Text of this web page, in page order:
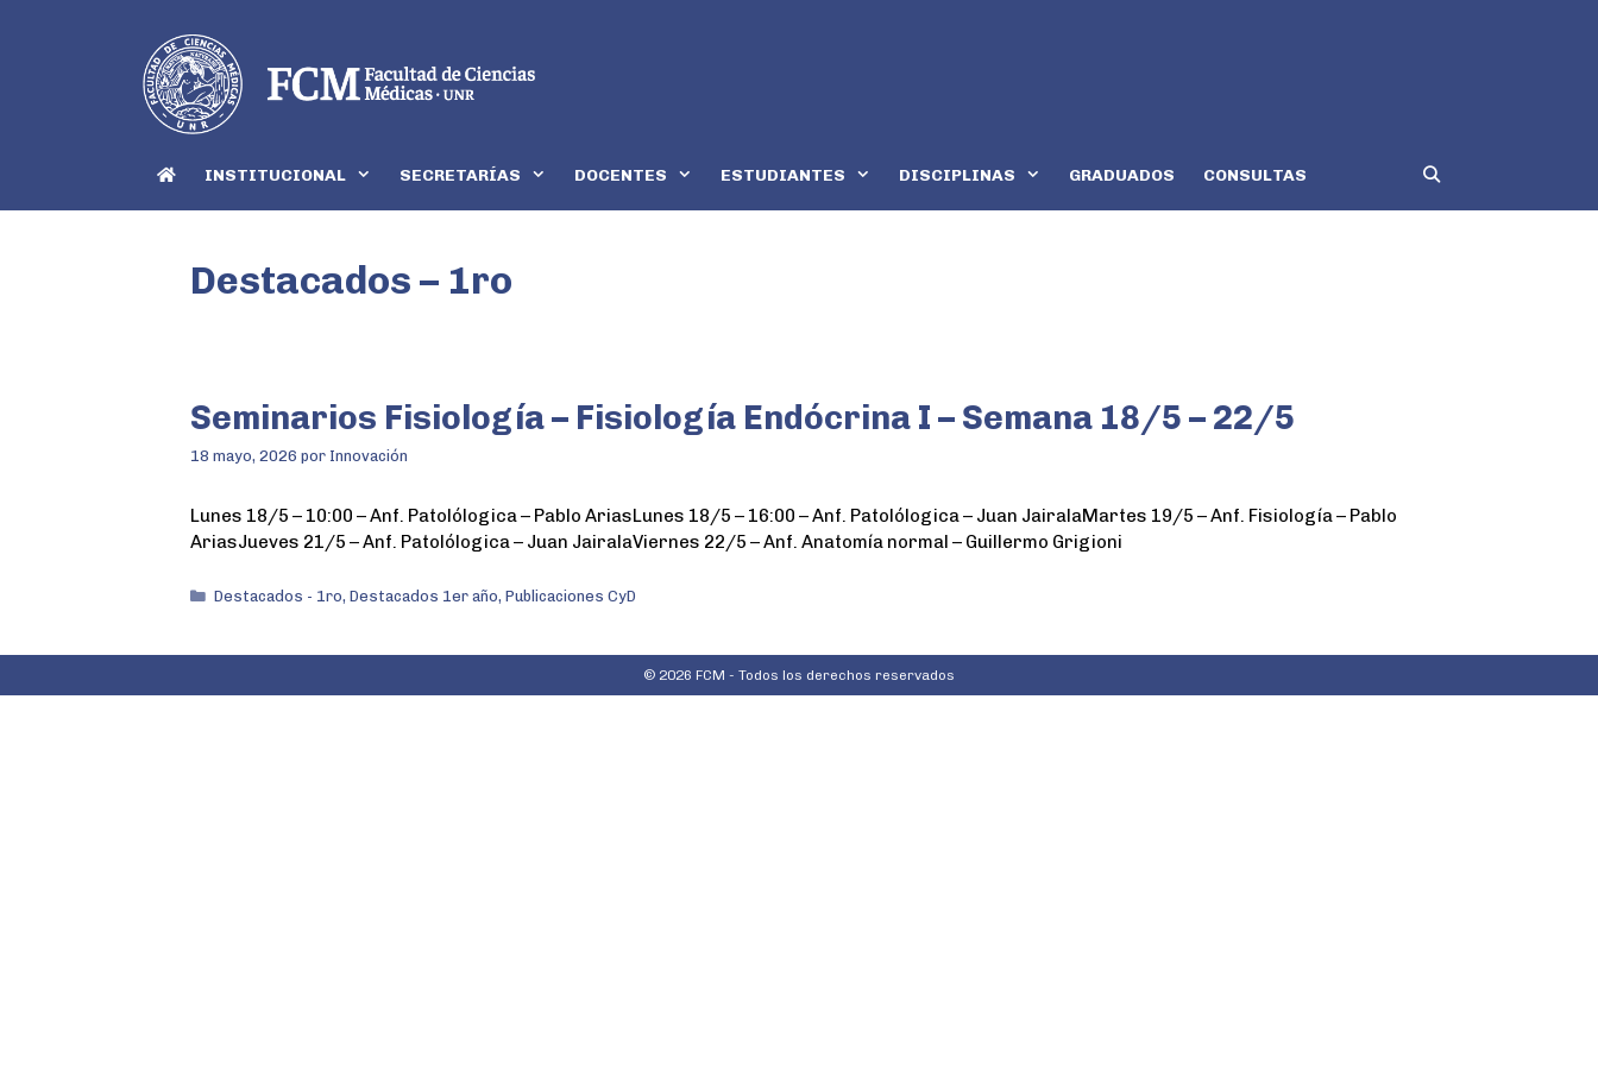
INSTITUCIONAL SECRETARÍAS DOCENTES ESTUDIANTES DISCIPLINAS GRADUADOS CONSULTAS
Destacados – 1ro
Seminarios Fisiología – Fisiología Endócrina I – Semana 18/5 – 22/5
18 mayo, 2026 por Innovación
Lunes 18/5 – 10:00 – Anf. Patolólogica – Pablo AriasLunes 18/5 – 16:00 – Anf. Patolólogica – Juan JairalaMartes 19/5 – Anf. Fisiología – Pablo
AriasJueves 21/5 – Anf. Patolólogica – Juan JairalaViernes 22/5 – Anf. Anatomía normal – Guillermo Grigioni
Destacados - 1ro,Destacados 1er año,Publicaciones CyD
© 2026 FCM - Todos los derechos reservados